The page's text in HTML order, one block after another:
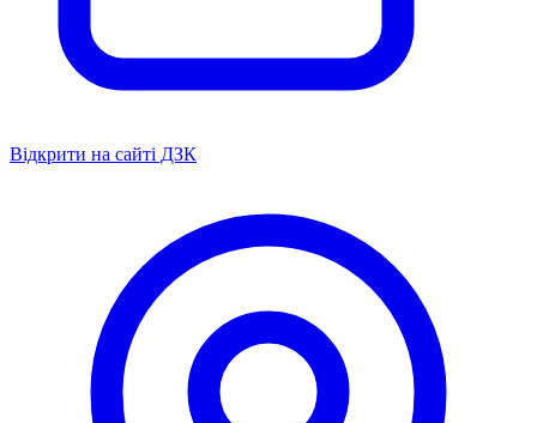
Відкрити на сайті ДЗК